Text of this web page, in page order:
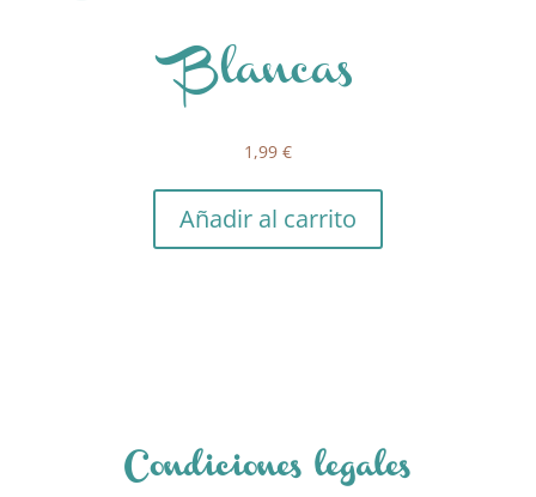
Blancas
1,99 €
Añadir al carrito
Condiciones legales